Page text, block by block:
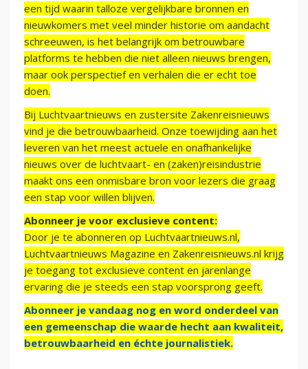
een tijd waarin talloze vergelijkbare bronnen en
nieuwkomers met veel minder historie om aandacht
schreeuwen, is het belangrijk om betrouwbare
platforms te hebben die niet alleen nieuws brengen,
maar ook perspectief en verhalen die er echt toe
doen.
Bij Luchtvaartnieuws en zustersite Zakenreisnieuws
vind je die betrouwbaarheid. Onze toewijding aan het
leveren van het meest actuele en onafhankelijke
nieuws over de luchtvaart- en (zaken)reisindustrie
maakt ons een onmisbare bron voor lezers die graag
een stap voor willen blijven.
Abonneer je voor exclusieve content:
Door je te abonneren op Luchtvaartnieuws.nl,
Luchtvaartnieuws Magazine en Zakenreisnieuws.nl krijg
je toegang tot exclusieve content en jarenlange
ervaring die je steeds een stap voorsprong geeft.
Abonneer je vandaag nog en word onderdeel van
een gemeenschap die waarde hecht aan kwaliteit,
betrouwbaarheid en échte journalistiek.